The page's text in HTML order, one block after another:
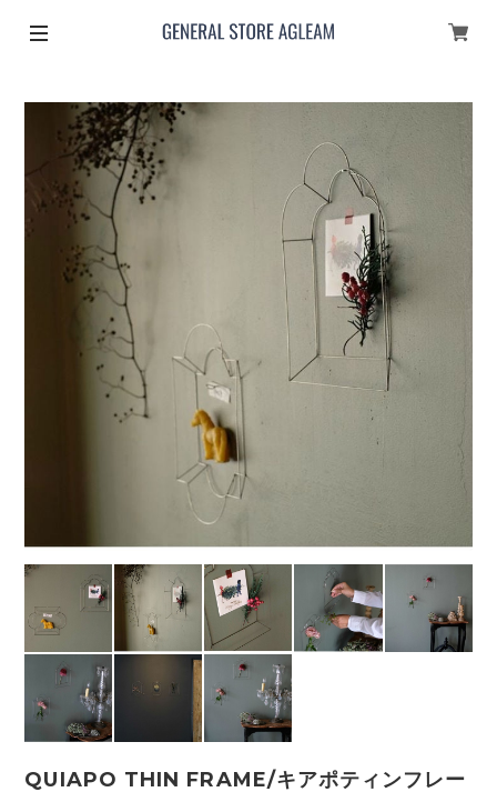
QUIAPO THIN FRAME/キアポティンフレー